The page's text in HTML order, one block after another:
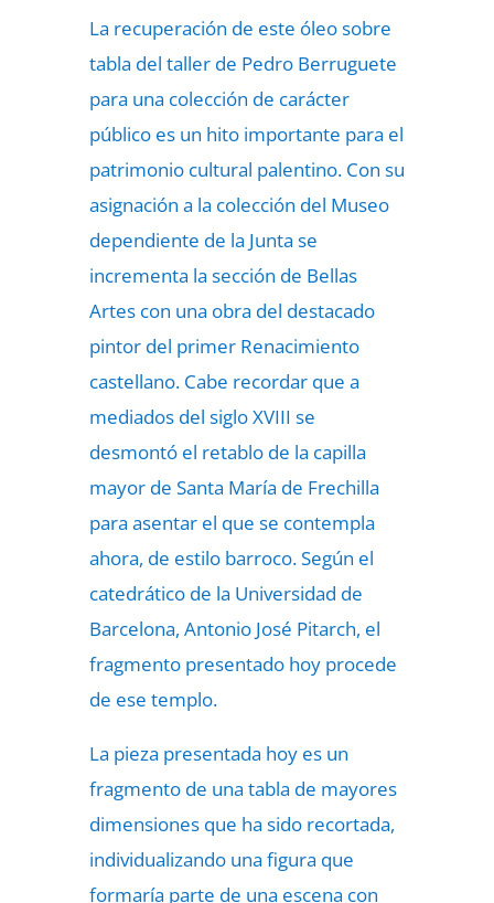
La recuperación de este óleo sobre
tabla del taller de Pedro Berruguete
para una colección de carácter
público es un hito importante para el
patrimonio cultural palentino. Con su
asignación a la colección del Museo
dependiente de la Junta se
incrementa la sección de Bellas
Artes con una obra del destacado
pintor del primer Renacimiento
castellano. Cabe recordar que a
mediados del siglo XVIII se
desmontó el retablo de la capilla
mayor de Santa María de Frechilla
para asentar el que se contempla
ahora, de estilo barroco. Según el
catedrático de la Universidad de
Barcelona, Antonio José Pitarch, el
fragmento presentado hoy procede
de ese templo.
La pieza presentada hoy es un
fragmento de una tabla de mayores
dimensiones que ha sido recortada,
individualizando una figura que
formaría parte de una escena con